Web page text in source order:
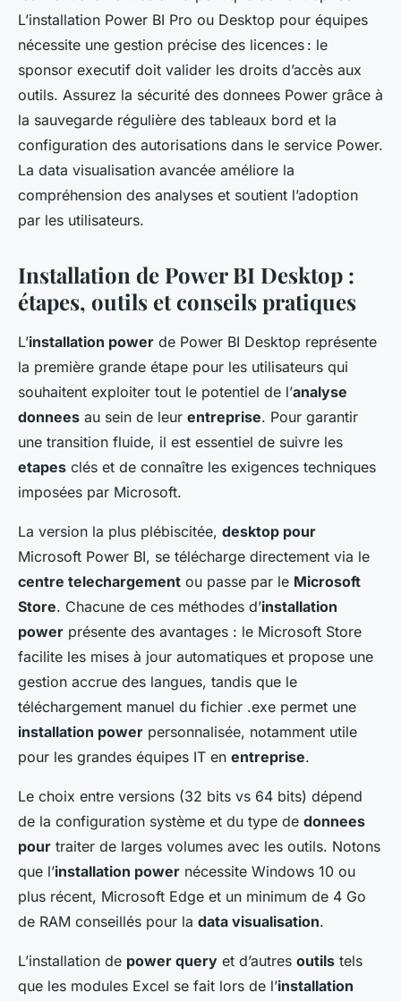
L’installation Power BI Pro ou Desktop pour équipes
nécessite une gestion précise des licences : le
sponsor executif doit valider les droits d’accès aux
outils. Assurez la sécurité des donnees Power grâce à
la sauvegarde régulière des tableaux bord et la
configuration des autorisations dans le service Power.
La data visualisation avancée améliore la
compréhension des analyses et soutient l’adoption
par les utilisateurs.
Installation de Power BI Desktop :
étapes, outils et conseils pratiques
L’installation power de Power BI Desktop représente
la première grande étape pour les utilisateurs qui
souhaitent exploiter tout le potentiel de l’analyse
donnees au sein de leur entreprise. Pour garantir
une transition fluide, il est essentiel de suivre les
etapes clés et de connaître les exigences techniques
imposées par Microsoft.
La version la plus plébiscitée, desktop pour
Microsoft Power BI, se télécharge directement via le
centre telechargement ou passe par le Microsoft
Store. Chacune de ces méthodes d’installation
power présente des avantages : le Microsoft Store
facilite les mises à jour automatiques et propose une
gestion accrue des langues, tandis que le
téléchargement manuel du fichier .exe permet une
installation power personnalisée, notamment utile
pour les grandes équipes IT en entreprise.
Le choix entre versions (32 bits vs 64 bits) dépend
de la configuration système et du type de donnees
pour traiter de larges volumes avec les outils. Notons
que l’installation power nécessite Windows 10 ou
plus récent, Microsoft Edge et un minimum de 4 Go
de RAM conseillés pour la data visualisation.
L’installation de power query et d’autres outils tels
que les modules Excel se fait lors de l’installation